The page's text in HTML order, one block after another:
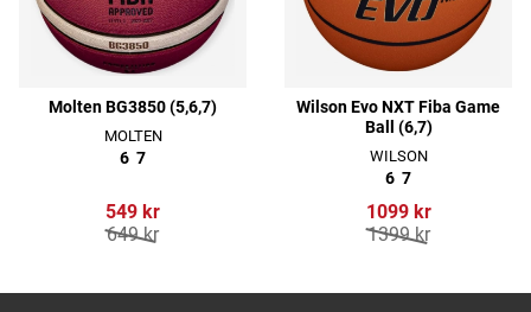
Molten BG3850 (5,6,7)
MOLTEN
6 7
549 kr
649 kr
Wilson Evo NXT Fiba Game
Ball (6,7)
WILSON
6 7
1099 kr
1399 kr